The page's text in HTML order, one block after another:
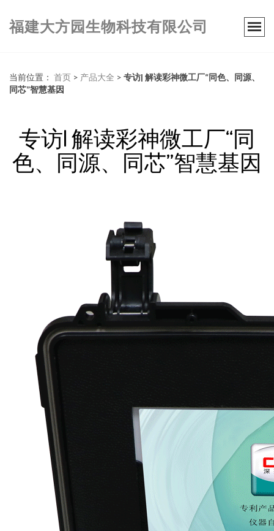
福建大方园生物科技有限公司
当前位置： 首页 > 产品大全 > 专访| 解读彩神微工厂“同色、同源、
同芯”智慧基因
专访| 解读彩神微工厂“同
色、同源、同芯”智慧基因